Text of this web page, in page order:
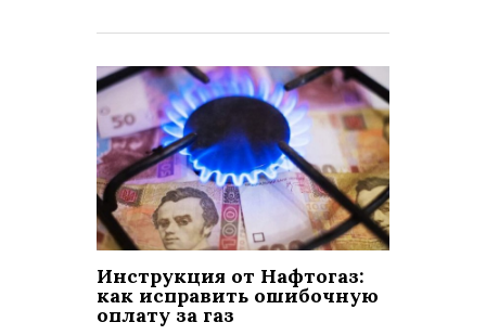
Инструкция от Нафтогаз:
как исправить ошибочную
оплату за газ